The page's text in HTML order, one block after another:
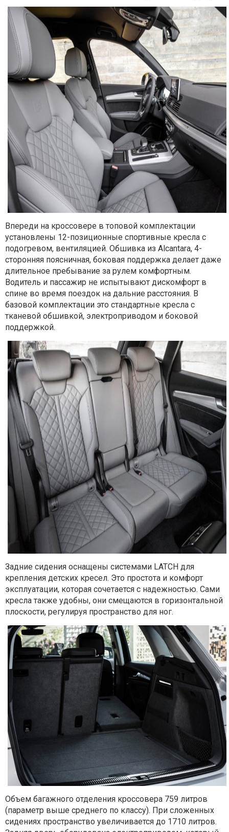
Впереди на кроссовере в топовой комплектации
установлены 12-позиционные спортивные кресла с
подогревом, вентиляцией. Обшивка из Alcantara, 4-
сторонняя поясничная, боковая поддержка делает даже
длительное пребывание за рулем комфортным.
Водитель и пассажир не испытывают дискомфорт в
спине во время поездок на дальние расстояния. В
базовой комплектации это стандартные кресла с
тканевой обшивкой, электроприводом и боковой
поддержкой.
Задние сидения оснащены системами LATCH для
крепления детских кресел. Это простота и комфорт
эксплуатации, которая сочетается с надежностью. Сами
кресла также удобны, они смещаются в горизонтальной
плоскости, регулируя пространство для ног.
Объем багажного отделения кроссовера 759 литров
(параметр выше среднего по классу). При сложенных
сидениях пространство увеличивается до 1710 литров.